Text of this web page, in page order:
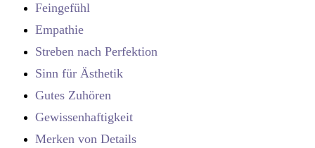
Feingefühl
Empathie
Streben nach Perfektion
Sinn für Ästhetik
Gutes Zuhören
Gewissenhaftigkeit
Merken von Details